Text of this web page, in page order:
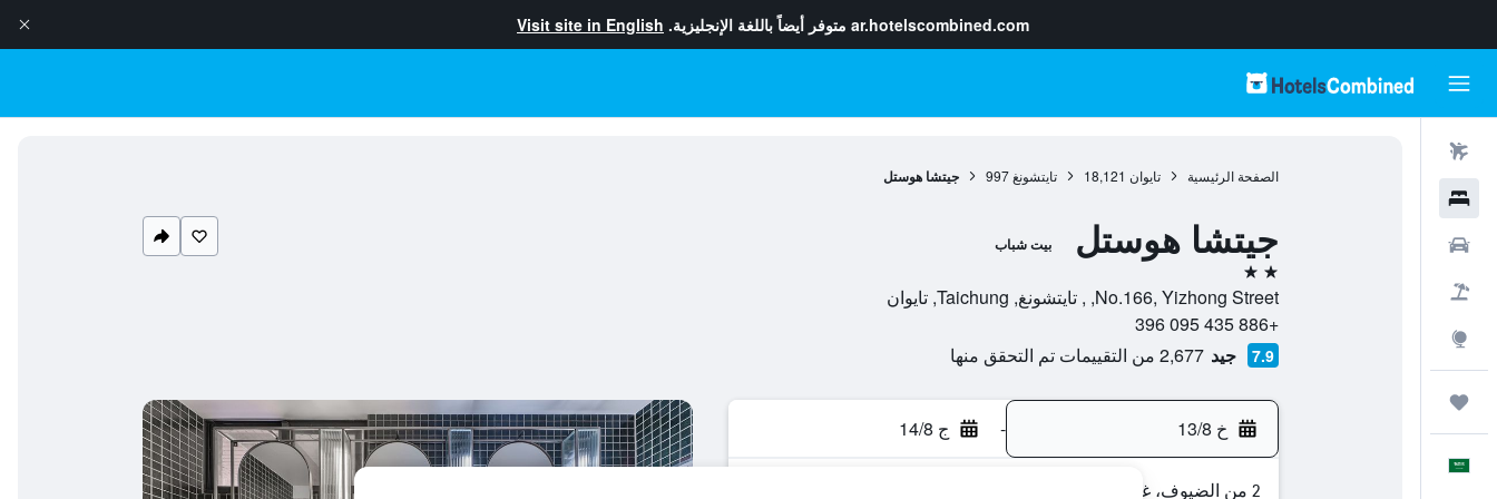
ar.hotelscombined.com متوفر أيضاً باللغة الإنجليزية. Visit site in English
الصفحة الرئيسية تايوان 18,121 تايتشونغ 997 جيتشا هوستل
جيتشا هوستل بيت شباب
2 نجمتين
No.166, Yizhong Street, , تايتشونغ, Taichung, تايوان
+886 435 095 396
7.9 جيد 2,677 من التقييمات تم التحقق منها
خ 13/8 - ج 14/8
2 من الضيوف، غرفة واحدة